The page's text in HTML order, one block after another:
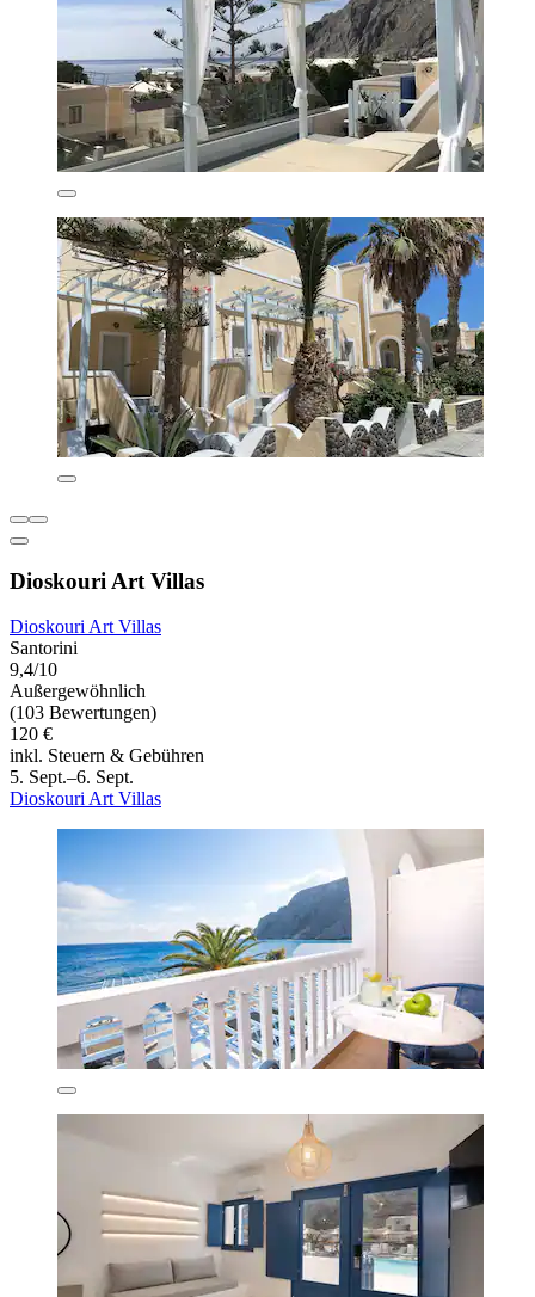
Dioskouri Art Villas
Dioskouri Art Villas
Santorini
9,4/10
Außergewöhnlich
(103 Bewertungen)
120 €
inkl. Steuern & Gebühren
5. Sept.–6. Sept.
Dioskouri Art Villas